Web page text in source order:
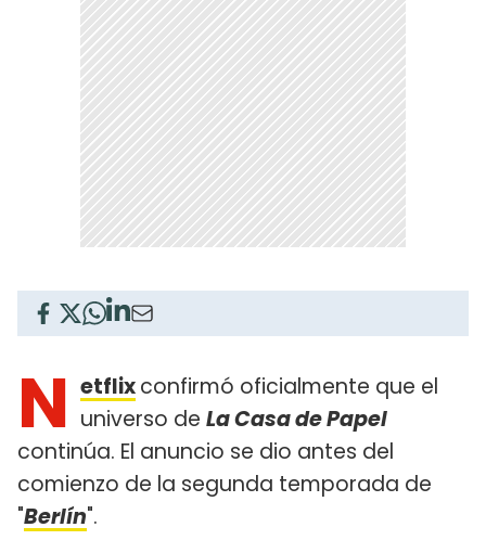
N etflixconfirmó oficialmente que el
universo de La Casa de Papel
continúa. El anuncio se dio antes del
comienzo de la segunda temporada de
"Berlín".